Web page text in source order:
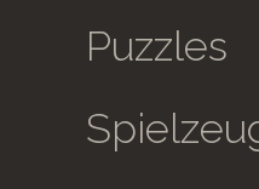
Puzzles